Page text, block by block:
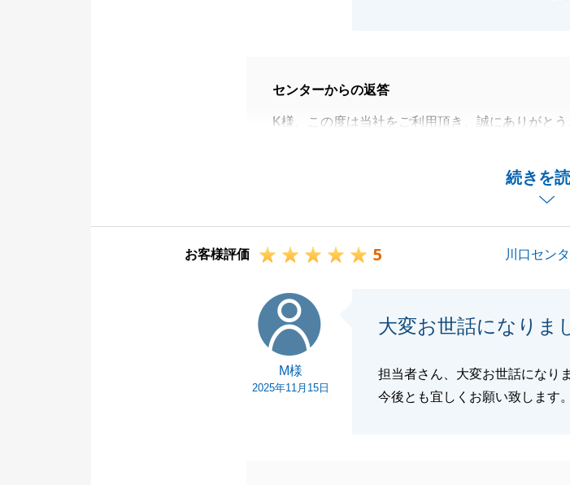
続きを
センターからの返答
K様、この度は当社をご利用頂き、誠にありがとう
至らない点もあったかと思いますが、お忙しい中
ったおかげで無事お取引を終えることができまし
閉じる
お客様評価 5 川口セン
M様
2025年11月15日
大変お世話になりま
担当者さん、大変お世話になり
今後とも宜しくお願い致します。